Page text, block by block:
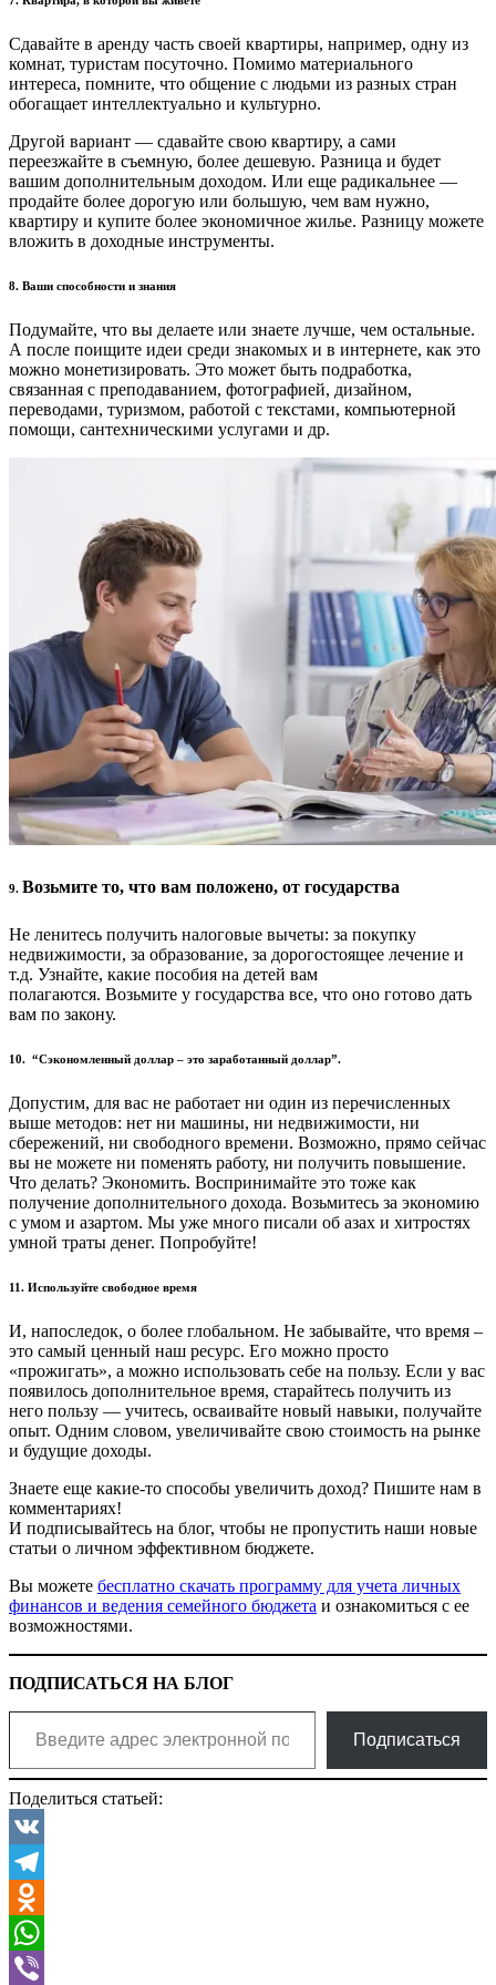
Сдавайте в аренду часть своей квартиры, например, одну из
комнат, туристам посуточно. Помимо материального
интереса, помните, что общение с людьми из разных стран
обогащает интеллектуально и культурно.
Другой вариант — сдавайте свою квартиру, а сами
переезжайте в съемную, более дешевую. Разница и будет
вашим дополнительным доходом. Или еще радикальнее —
продайте более дорогую или большую, чем вам нужно,
квартиру и купите более экономичное жилье. Разницу можете
вложить в доходные инструменты.
8. Ваши способности и знания
Подумайте, что вы делаете или знаете лучше, чем остальные.
А после поищите идеи среди знакомых и в интернете, как это
можно монетизировать. Это может быть подработка,
связанная с преподаванием, фотографией, дизайном,
переводами, туризмом, работой с текстами, компьютерной
помощи, сантехническими услугами и др.
9. Возьмите то, что вам положено, от государства
Не ленитесь получить налоговые вычеты: за покупку
недвижимости, за образование, за дорогостоящее лечение и
т.д. Узнайте, какие пособия на детей вам
полагаются. Возьмите у государства все, что оно готово дать
вам по закону.
10. “Сэкономленный доллар – это заработанный доллар”.
Допустим, для вас не работает ни один из перечисленных
выше методов: нет ни машины, ни недвижимости, ни
сбережений, ни свободного времени. Возможно, прямо сейчас
вы не можете ни поменять работу, ни получить повышение.
Что делать? Экономить. Воспринимайте это тоже как
получение дополнительного дохода. Возьмитесь за экономию
с умом и азартом. Мы уже много писали об азах и хитростях
умной траты денег. Попробуйте!
11. Используйте свободное время
И, напоследок, о более глобальном. Не забывайте, что время –
это самый ценный наш ресурс. Его можно просто
«прожигать», а можно использовать себе на пользу. Если у вас
появилось дополнительное время, старайтесь получить из
него пользу — учитесь, осваивайте новый навыки, получайте
опыт. Одним словом, увеличивайте свою стоимость на рынке
и будущие доходы.
Знаете еще какие-то способы увеличить доход? Пишите нам в
комментариях!
И подписывайтесь на блог, чтобы не пропустить наши новые
статьи о личном эффективном бюджете.
Вы можете бесплатно скачать программу для учета личных
финансов и ведения семейного бюджета и ознакомиться с ее
возможностями.
ПОДПИСАТЬСЯ НА БЛОГ
Введите адрес электронной почты…
Подписаться
Поделиться статьей:
VK
Telegram
Odnoklassniki
WhatsApp